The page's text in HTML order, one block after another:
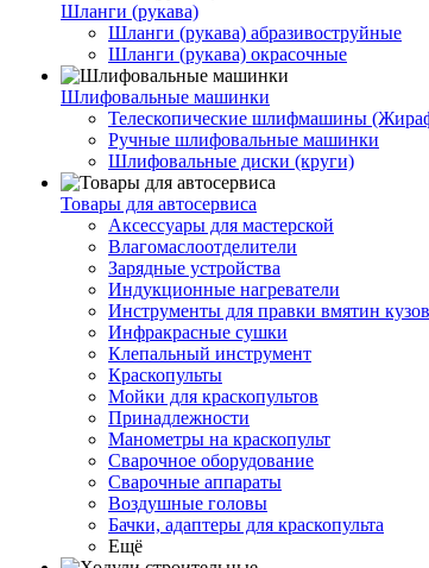
Шланги (рукава)
Шланги (рукава) абразивоструйные
Шланги (рукава) окрасочные
Шлифовальные машинки
Телескопические шлифмашины
Ручные шлифовальные машинки
Шлифовальные диски (круги)
Товары для автосервиса
Аксессуары для мастерской
Влагомаслоотделители
Зарядные устройства
Индукционные нагреватели
Инструменты для правки вмятин
Инфракрасные сушки
Клепальный инструмент
Краскопульты
Мойки для краскопультов
Принадлежности
Манометры на краскопульт
Сварочное оборудование
Сварочные аппараты
Воздушные головы
Бачки, адаптеры для краскопульта
Ещё